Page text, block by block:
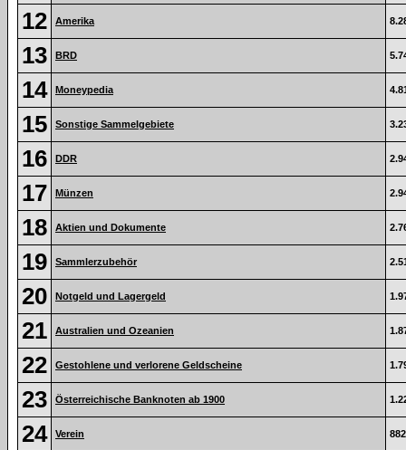
12 Amerika
13 BRD
14 Moneypedia
15 Sonstige Sammelgebiete
16 DDR
17 Münzen
18 Aktien und Dokumente
19 Sammlerzubehör
20 Notgeld und Lagergeld
21 Australien und Ozeanien
22 Gestohlene und verlorene Geldscheine
23 Österreichische Banknoten ab 1900
24 Verein 882